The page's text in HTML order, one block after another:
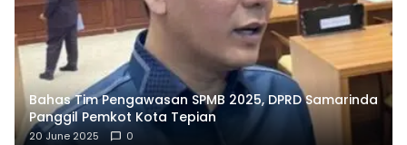
Bahas Tim Pengawasan SPMB 2025, DPRD Samarinda
Panggil Pemkot Kota Tepian
20 June 2025 0